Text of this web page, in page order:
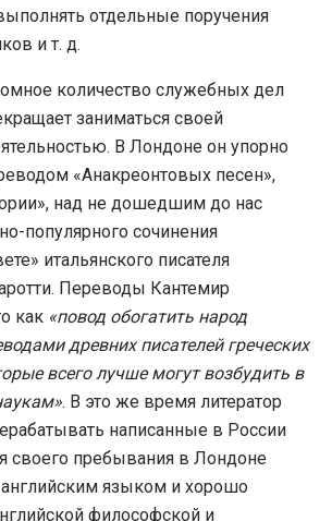
отдельные поручения
и т. д.
количество служебных дел
заниматься своей
В Лондоне он упорно
«Анакреонтовых песен»,
над не дошедшим до нас
популярного сочинения
итальянского писателя
Переводы Кантемир
как «повод обогатить народ
древних писателей греческих
всего лучше могут возбудить в
. В это же время литератор
написанные в России
своего пребывания в Лондоне
языком и хорошо
философской и